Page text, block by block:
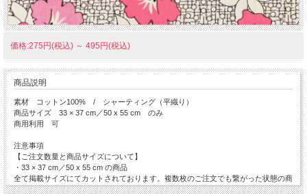
価格:275円(税込) ～ 495円(税込)
商品説明
素材 コットン100% / シャーティング（平織り）
商品サイズ 33 × 37 cm／50 x 55 cm のみ
商用利用 可
注意事項
【ご注文数量と商品サイズについて】
・33 × 37 cm／50 x 55 cm の商品
全て掲載サイズにてカットされております。複数枚のご注文でも繋がった状態の商
品でのお届けとはなりません。